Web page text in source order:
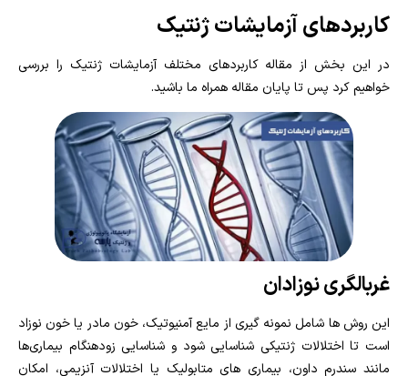
کاربردهای آزمایشات ژنتیک
در این بخش از مقاله کاربردهای مختلف آزمایشات ژنتیک را بررسی
خواهیم کرد پس تا پایان مقاله همراه ما باشید.
غربالگری نوزادان
این روش‌ ها شامل نمونه‌ گیری از مایع آمنیوتیک، خون مادر یا خون نوزاد
است تا اختلالات ژنتیکی شناسایی شود و شناسایی زودهنگام بیماری‌ها
مانند سندرم داون، بیماری‌ های متابولیک یا اختلالات آنزیمی، امکان